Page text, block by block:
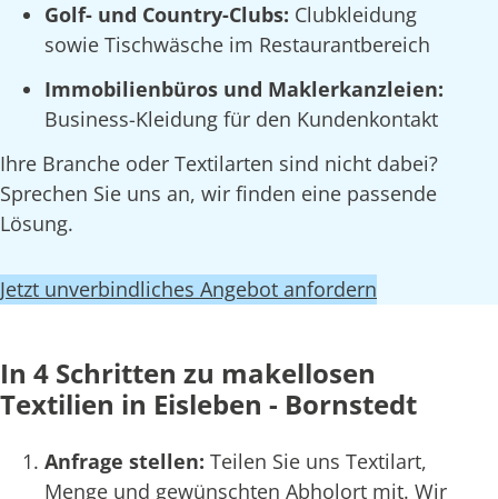
Golf- und Country-Clubs: Clubkleidung
sowie Tischwäsche im Restaurantbereich
Immobilienbüros und Maklerkanzleien:
Business-Kleidung für den Kundenkontakt
Ihre Branche oder Textilarten sind nicht dabei?
Sprechen Sie uns an, wir finden eine passende
Lösung.
Jetzt unverbindliches Angebot anfordern
In 4 Schritten zu makellosen
Textilien in Eisleben - Bornstedt
Anfrage stellen: Teilen Sie uns Textilart,
Menge und gewünschten Abholort mit. Wir